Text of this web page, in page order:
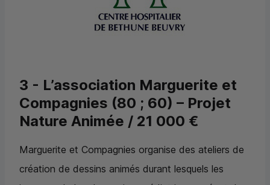
3 - L’association Marguerite et
Compagnies (80 ; 60) – Projet
Nature Animée / 21 000 €
Marguerite et Compagnies organise des ateliers de
création de dessins animés durant lesquels les